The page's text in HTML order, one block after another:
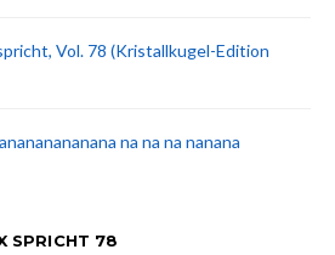
Vol. 78 (Kristallkugel-Edition
na na na nanana
SPRICHT 78